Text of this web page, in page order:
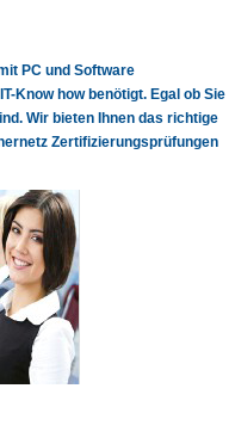
PC und Software
Know how benötigt. Egal ob Sie
Wir bieten Ihnen das richtige
Zertifizierungsprüfungen